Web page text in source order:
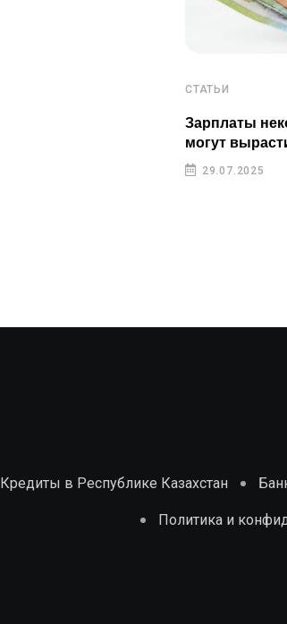
СТАТЬИ
Зарплаты
могут
29.07.2025
Кредиты в Республике Казахстан
Политика и